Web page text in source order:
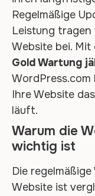
Regelmäßige
Leistung
Website bei.
Gold Wartung
WordPress.com
Ihre Website
läuft.
Warum die
wichtig ist
Die
Website ist